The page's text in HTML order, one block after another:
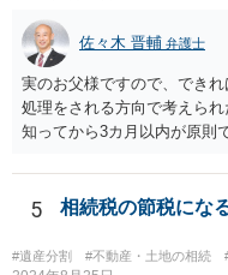
佐々木 晋輔 弁護士
実のお父様ですので、でき
処理をされる方向で考えら
知ってから3カ月以内が原則
放棄するかどうか決めるこ
することはありませんので
ありません。 なお、私が扱
伸長して調査したところ、
5 相続税の節税にな
#遺産分割 #不動産・土地の相続